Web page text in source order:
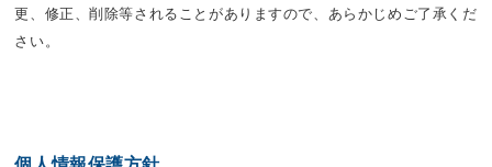
更、修正、削除等されることがありますので、あらかじめご了承くだ
さい。